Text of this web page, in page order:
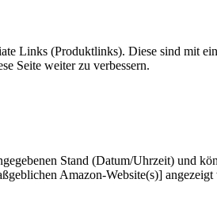
Links (Produktlinks). Diese sind mit
Seite weiter zu verbessern.
Stand (Datum/Uhrzeit) und
Amazon-Website(s)] angezeigt